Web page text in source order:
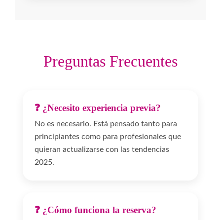
Preguntas Frecuentes
❓ ¿Necesito experiencia previa?
No es necesario. Está pensado tanto para
principiantes como para profesionales que
quieran actualizarse con las tendencias
2025.
❓ ¿Cómo funciona la reserva?